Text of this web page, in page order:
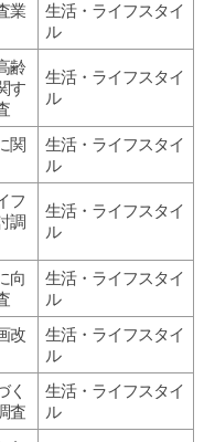
業
生活・ライフスタイ
ル
齢
す
生活・ライフスタイ
ル
関
生活・ライフスタイ
ル
フ
調
生活・ライフスタイ
ル
向
生活・ライフスタイ
ル
改
生活・ライフスタイ
ル
く
査
生活・ライフスタイ
ル